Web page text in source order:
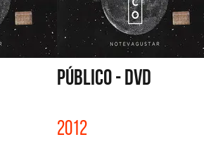
PÚBLICO - DVD
2012